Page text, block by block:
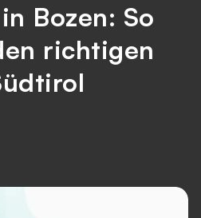
Bozen: So
richtigen